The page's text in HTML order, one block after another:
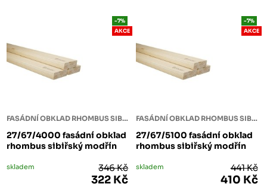
FASÁDNÍ OBKLAD RHOMBUS SIBIŘSKÝ MODŘÍN
27/67/4000 fasádní obklad
rhombus sibiřský modřín
-7%
AKCE
skladem 346 Kč
322 Kč
FASÁDNÍ OBKLAD RHOMBUS SIBIŘSKÝ MODŘÍN
27/67/5100 fasádní obklad
rhombus sibiřský modřín
-7%
AKCE
skladem 441 Kč
410 Kč